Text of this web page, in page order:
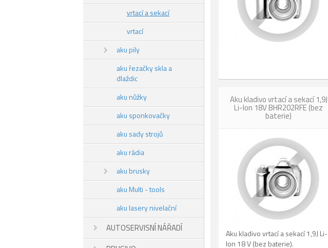
vrtací a sekací
vrtací
aku pily
aku řezačky skla a
dlaždic
aku nůžky
aku sponkovačky
aku sady strojů
aku rádia
aku brusky
aku Multi - tools
aku lasery nivelační
AUTOSERVISNÍ NÁŘADÍ
Aku kladivo vrtací a sekací 1,9J
Li-Ion 18V BHR202RFE (bez
baterie)
Aku kladivo vrtací a sekací 1,9J Li-
Ion 18 V (bez baterie).